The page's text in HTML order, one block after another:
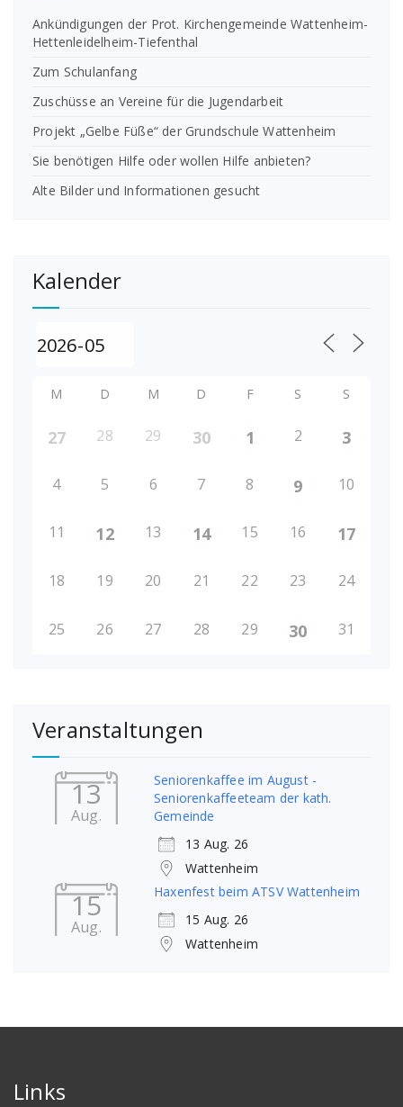
Ankündigungen der Prot. Kirchengemeinde Wattenheim-
Hettenleidelheim-Tiefenthal
Zum Schulanfang
Zuschüsse an Vereine für die Jugendarbeit
Projekt „Gelbe Füße“ der Grundschule Wattenheim
Sie benötigen Hilfe oder wollen Hilfe anbieten?
Alte Bilder und Informationen gesucht
Kalender
M D M D F S S
27 28 29 30 1 2 3
4 5 6 7 8 9 10
11 12 13 14 15 16 17
18 19 20 21 22 23 24
25 26 27 28 29 30 31
Veranstaltungen
13
Aug.
Seniorenkaffee im August -
Seniorenkaffeeteam der kath.
Gemeinde
13 Aug. 26
Wattenheim
15
Aug.
Haxenfest beim ATSV Wattenheim
15 Aug. 26
Wattenheim
Links